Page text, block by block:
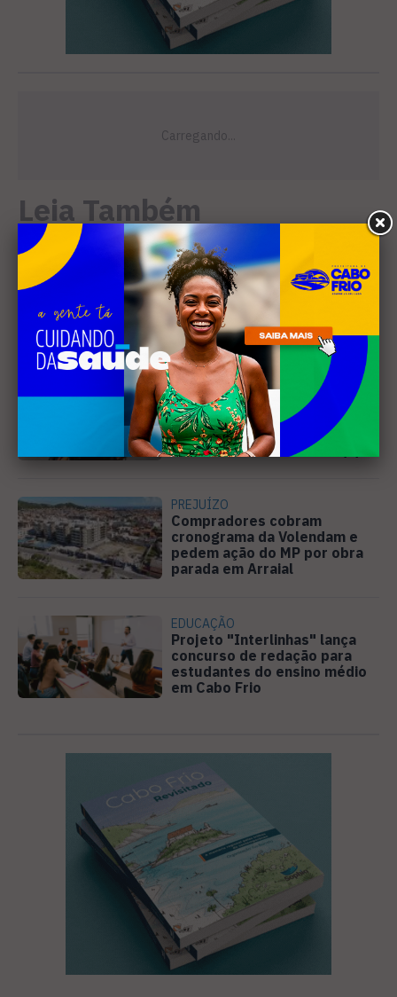
Leia Também
EDUCAÇÃO
Justiça determina que
Prefeitura de Cabo Frio
pague horas extras a
professores
MÚSICA
Banda cabo-friense
Spectrummm apresenta
músicas inéditas no Diveneta
Moto Fest neste sábado (8)
PREJUÍZO
Compradores cobram
cronograma da Volendam e
pedem ação do MP por obra
parada em Arraial
EDUCAÇÃO
Projeto "Interlinhas" lança
concurso de redação para
estudantes do ensino médio
em Cabo Frio